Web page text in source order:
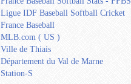
Ligue IDF Baseball Softball Cricket
France Baseball
MLB.com ( US )
Ville de Thiais
Département du Val de Marne
Station-S